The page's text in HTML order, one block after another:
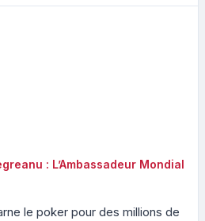
: L’Ambassadeur Mondial
le poker pour des millions de